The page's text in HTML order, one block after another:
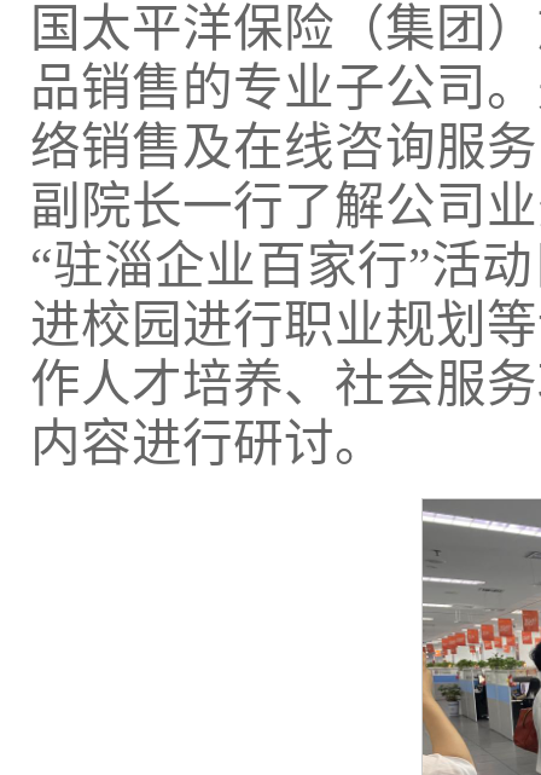
国太平洋保险（集团
品销售的专业子公司
络销售及在线咨询服
副院长一行了解公司
“驻淄企业百家行”活
进校园进行职业规划
作人才培养、社会服
内容进行研讨。